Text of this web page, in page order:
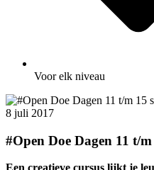
Voor elk niveau
8 juli 2017
#Open Doe Dagen 11 t/